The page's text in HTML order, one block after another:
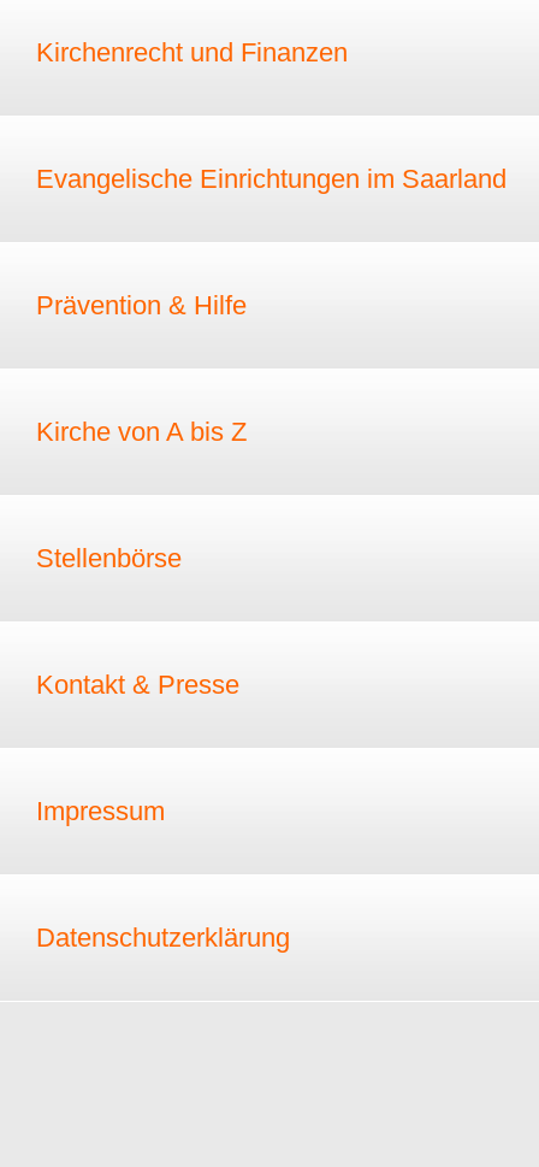
Kirchenrecht und Finanzen
Evangelische Einrichtungen im Saarland
Prävention & Hilfe
Kirche von A bis Z
Stellenbörse
Kontakt & Presse
Impressum
Datenschutzerklärung